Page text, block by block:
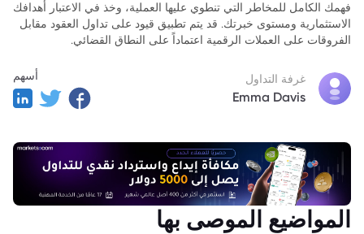
فهمك الكامل للمخاطر التي تنطوي عليها العملية، وخذ في الاعتبار أهدافك
الاستثمارية ومستوى خبرتك. قد يتم تطبيق قيود على تداول العقود مقابل
الفروقات على العملات الرقمية اعتماداً على النطاق القضائي.
غرفة التداول
Emma Davis
أسهم
المواضيع الموصى بها